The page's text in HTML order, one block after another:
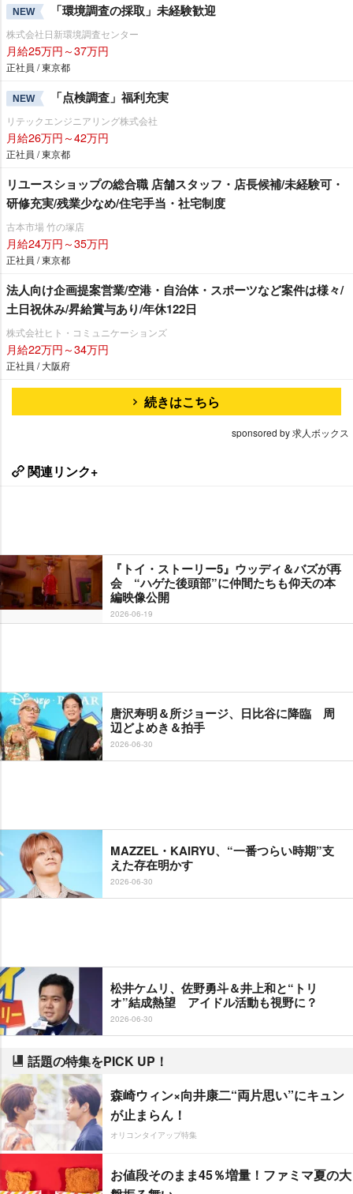
NEW 「環境調査の採取」未経験歓迎
株式会社日新環境調査センター
月給25万円～37万円
正社員 / 東京都
NEW 「点検調査」福利充実
リテックエンジニアリング株式会社
月給26万円～42万円
正社員 / 東京都
リユースショップの総合職 店舗スタッフ・店長候補/未経験可・
研修充実/残業少なめ/住宅手当・社宅制度
古本市場 竹の塚店
月給24万円～35万円
正社員 / 東京都
法人向け企画提案営業/空港・自治体・スポーツなど案件は様々/
土日祝休み/昇給賞与あり/年休122日
株式会社ヒト・コミュニケーションズ
月給22万円～34万円
正社員 / 大阪府
続きはこちら
sponsored by 求人ボックス
関連リンク+
『トイ・ストーリー5』ウッディ＆バズが再
会 “ハゲた後頭部”に仲間たちも仰天の本
編映像公開
2026-06-19
唐沢寿明＆所ジョージ、日比谷に降臨 周
辺どよめき＆拍手
2026-06-30
MAZZEL・KAIRYU、“一番つらい時期”支
えた存在明かす
2026-06-30
松井ケムリ、佐野勇斗＆井上和と“トリ
オ”結成熱望 アイドル活動も視野に？
2026-06-30
話題の特集をPICK UP！
森崎ウィン×向井康二“両片思い”にキュン
が止まらん！
オリコンタイアップ特集
お値段そのまま45％増量！ファミマ夏の大